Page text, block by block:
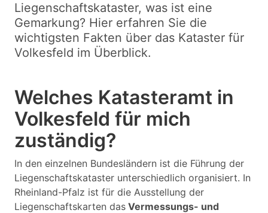
Liegenschaftskataster, was ist eine
Gemarkung? Hier erfahren Sie die
wichtigsten Fakten über das Kataster für
Volkesfeld im Überblick.
Welches Katasteramt in
Volkesfeld für mich
zuständig?
In den einzelnen Bundesländern ist die Führung der
Liegenschaftskataster unterschiedlich organisiert. In
Rheinland-Pfalz ist für die Ausstellung der
Liegenschaftskarten das Vermessungs- und